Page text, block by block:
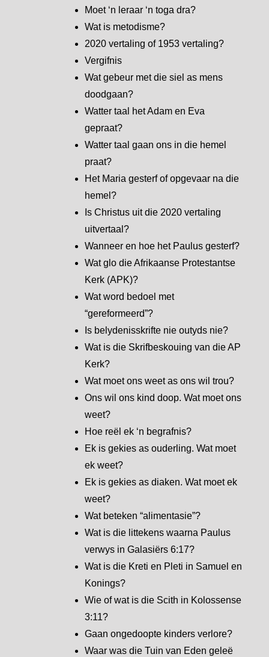
Moet ‘n leraar ‘n toga dra?
Wat is metodisme?
2020 vertaling of 1953 vertaling?
Vergifnis
Wat gebeur met die siel as mens
doodgaan?
Watter taal het Adam en Eva
gepraat?
Watter taal gaan ons in die hemel
praat?
Het Maria gesterf of opgevaar na die
hemel?
Is Christus uit die 2020 vertaling
uitvertaal?
Wanneer en hoe het Paulus gesterf?
Wat glo die Afrikaanse Protestantse
Kerk (APK)?
Wat word bedoel met
“gereformeerd”?
Is belydenisskrifte nie outyds nie?
Wat is die Skrifbeskouing van die AP
Kerk?
Wat moet ons weet as ons wil trou?
Ons wil ons kind doop. Wat moet ons
weet?
Hoe reël ek ‘n begrafnis?
Ek is gekies as ouderling. Wat moet
ek weet?
Ek is gekies as diaken. Wat moet ek
weet?
Wat beteken “alimentasie”?
Wat is die littekens waarna Paulus
verwys in Galasiërs 6:17?
Wat is die Kreti en Pleti in Samuel en
Konings?
Wie of wat is die Scith in Kolossense
3:11?
Gaan ongedoopte kinders verlore?
Waar was die Tuin van Eden geleë